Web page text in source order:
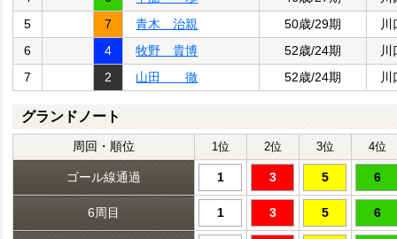
5
7 青木 治親 50歳/29期
川
6
4 牧野 貴博 52歳/24期
川
7
2 山田 徹 52歳/24期 川
グランドノート
周回・順位 1位 2位 3位 4位
ゴール線通過 1 3 5 6
6周目 1 3 5 6